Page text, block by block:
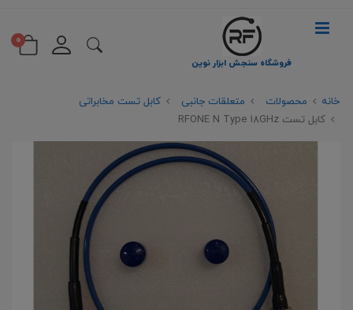
فروشگاه سنجش ابزار نوین
0
خانه محصولات متعلقات جانبی
کابل تست مخابراتی
کابل تست RFONE N Type 18GHz